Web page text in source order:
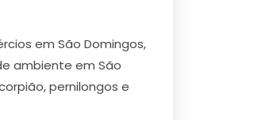
em São Domingos,
ambiente em São
pernilongos e